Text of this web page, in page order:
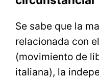
Se sabe que la
relacionada con
(movimiento de
italiana), la